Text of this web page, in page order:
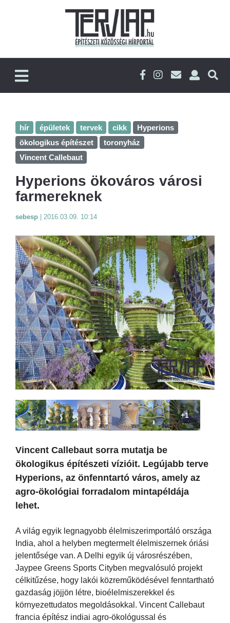
hír épületek tervek cikk
Hyperions
ökologikus építészet
toronyház
Vincent Callebaut
Hyperions ökováros városi
farmereknek
sebesp 2016.03.09. 10:14
+1
Vincent Callebaut sorra mutatja be
ökologikus építészeti vízióit. Legújabb terve
Hyperions, az önfenntartó város, amely az
agro-ökológiai forradalom mintapéldája
lehet.
A világ egyik legnagyobb élelmiszerimportáló országa
India, ahol a helyben megtermelt élelmiszernek óriási
jelentősége van. A Delhi egyik új városrészében,
Jaypee Greens Sports Cityben megvalósuló projekt
célkitűzése, hogy lakói közreműködésével fenntartható
gazdaság jöjjön létre, bioélelmiszerekkel és
környezettudatos megoldásokkal. Vincent Callebaut
francia építész indiai agro-ökológussal és